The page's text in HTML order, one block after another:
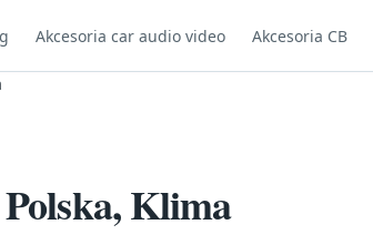
Akcesoria car audio video Akcesoria CB
Klima